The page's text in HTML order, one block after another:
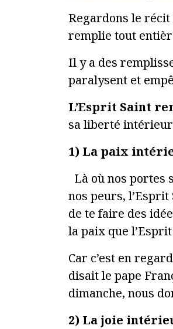
Regardons le
remplie tout
Il y a des
paralysent et
L’Esprit Saint
sa liberté
1) La paix
Là où nos portes
nos peurs,
de te faire des
la paix que
Car c’est en
disait le pape
dimanche, nous
2) La joie